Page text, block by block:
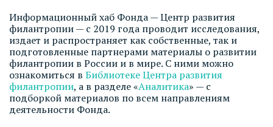
Информационный хаб Фонда — Центр развития
филантропии — с 2019 года проводит исследования,
издает и распространяет как собственные, так и
подготовленные партнерами материалы о развитии
филантропии в России и в мире. С ними можно
ознакомиться в Библиотеке Центра развития
филантропии, а в разделе «Аналитика» — с
подборкой материалов по всем направлениям
деятельности Фонда.